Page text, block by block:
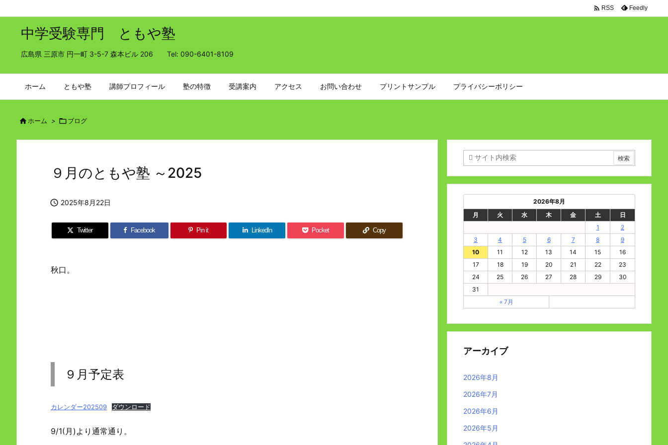
中学受験専門 ともや塾
広島県 三原市 円一町 3-5-7 森本ビル 206 Tel: 090-6401-8109
ホーム ともや塾 講師プロフィール 塾の特徴 受講案内 アクセス お問い合わせ プリントサンプル プライバシーポリシー
 RSS Feedly
 ホーム > ブログ
９月のともや塾 ～2025
 2025年8月22日
Twitter Facebook Pin it LinkedIn Pocket Copy
秋口。
９月予定表
カレンダー202509 ダウンロード
9/1(月)より通常通り。
2026年8月
月
火 水 木 金 土
日
1
2
3
4 5 6 7 8
9
10
11 12 13 14 15
16
17
18 19 20 21 22
23
24
25 26 27 28 29
30
31
« 7月
アーカイブ
2026年8月
2026年7月
2026年6月
2026年5月